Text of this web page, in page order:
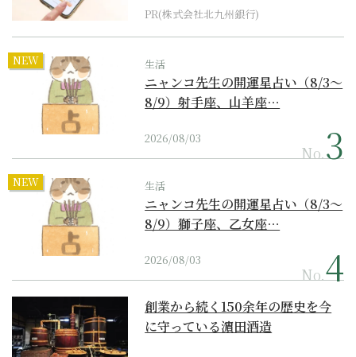
PR(株式会社北九州銀行)
NEW 生活
ニャンコ先生の開運星占い（8/3～
8/9）射手座、山羊座…
2026/08/03
No.
NEW 生活
ニャンコ先生の開運星占い（8/3～
8/9）獅子座、乙女座…
2026/08/03
No.
創業から続く150余年の歴史を今
に守っている濵田酒造